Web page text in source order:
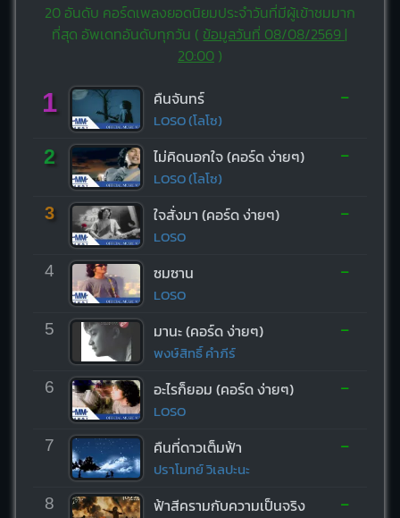
20 อันดับ คอร์ดเพลงยอดนิยมประจำวันที่มีผู้เข้าชมมาก
ที่สุด อัพเดทอันดับทุกวัน ( ข้อมูลวันที่ 08/08/2569 |
20:00)
1 คืนจันทร์
LOSO (โลโซ)
-
2 ไม่คิดนอกใจ (คอร์ด ง่ายๆ)
LOSO (โลโซ)
-
3 ใจสั่งมา (คอร์ด ง่ายๆ)
LOSO
-
4 ซมซาน
LOSO
-
5 มานะ (คอร์ด ง่ายๆ)
พงษ์สิทธิ์ คำภีร์
-
6 อะไรก็ยอม (คอร์ด ง่ายๆ)
LOSO
-
7 คืนที่ดาวเต็มฟ้า
ปราโมทย์ วิเลปะนะ
-
8 ฟ้าสีครามกับความเป็นจริง -